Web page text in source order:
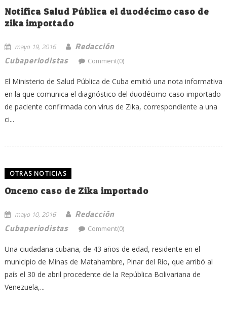
Notifica Salud Pública el duodécimo caso de
zika importado
mayo 19, 2016
Redacción
Cubaperiodistas
Comment(0)
El Ministerio de Salud Pública de Cuba emitió una nota informativa
en la que comunica el diagnóstico del duodécimo caso importado
de paciente confirmada con virus de Zika, correspondiente a una
ci...
OTRAS NOTICIAS
Onceno caso de Zika importado
mayo 10, 2016
Redacción
Cubaperiodistas
Comment(0)
Una ciudadana cubana, de 43 años de edad, residente en el
municipio de Minas de Matahambre, Pinar del Río, que arribó al
país el 30 de abril procedente de la República Bolivariana de
Venezuela,...